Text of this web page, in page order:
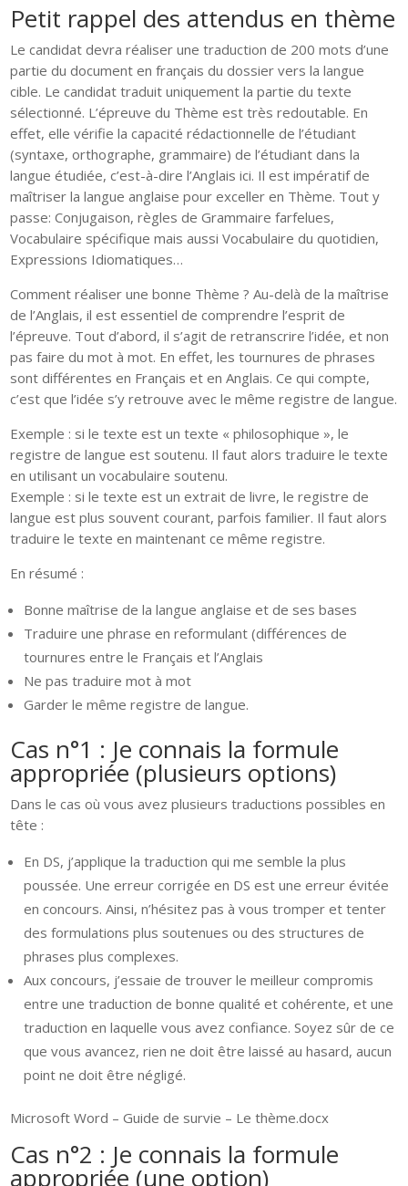
Petit rappel des attendus en thème
Le candidat devra réaliser une traduction de 200 mots d’une
partie du document en français du dossier vers la langue
cible. Le candidat traduit uniquement la partie du texte
sélectionné. L’épreuve du Thème est très redoutable. En
effet, elle vérifie la capacité rédactionnelle de l’étudiant
(syntaxe, orthographe, grammaire) de l’étudiant dans la
langue étudiée, c’est-à-dire l’Anglais ici. Il est impératif de
maîtriser la langue anglaise pour exceller en Thème. Tout y
passe: Conjugaison, règles de Grammaire farfelues,
Vocabulaire spécifique mais aussi Vocabulaire du quotidien,
Expressions Idiomatiques…
Comment réaliser une bonne Thème ? Au-delà de la maîtrise
de l’Anglais, il est essentiel de comprendre l’esprit de
l’épreuve. Tout d’abord, il s’agit de retranscrire l’idée, et non
pas faire du mot à mot. En effet, les tournures de phrases
sont différentes en Français et en Anglais. Ce qui compte,
c’est que l’idée s’y retrouve avec le même registre de langue.
Exemple : si le texte est un texte « philosophique », le
registre de langue est soutenu. Il faut alors traduire le texte
en utilisant un vocabulaire soutenu.
Exemple : si le texte est un extrait de livre, le registre de
langue est plus souvent courant, parfois familier. Il faut alors
traduire le texte en maintenant ce même registre.
En résumé :
Bonne maîtrise de la langue anglaise et de ses bases
Traduire une phrase en reformulant (différences de
tournures entre le Français et l’Anglais
Ne pas traduire mot à mot
Garder le même registre de langue.
Cas n°1 : Je connais la formule
appropriée (plusieurs options)
Dans le cas où vous avez plusieurs traductions possibles en
tête :
En DS, j’applique la traduction qui me semble la plus
poussée. Une erreur corrigée en DS est une erreur évitée
en concours. Ainsi, n’hésitez pas à vous tromper et tenter
des formulations plus soutenues ou des structures de
phrases plus complexes.
Aux concours, j’essaie de trouver le meilleur compromis
entre une traduction de bonne qualité et cohérente, et une
traduction en laquelle vous avez confiance. Soyez sûr de ce
que vous avancez, rien ne doit être laissé au hasard, aucun
point ne doit être négligé.
Microsoft Word – Guide de survie – Le thème.docx
Cas n°2 : Je connais la formule
appropriée (une option)